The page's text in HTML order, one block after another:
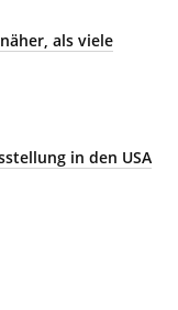
als viele
in den USA